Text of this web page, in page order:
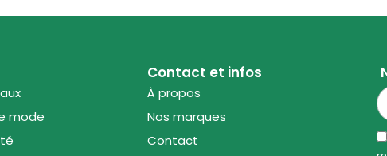
mode
Contact et infos
À propos
Nos marques
Contact